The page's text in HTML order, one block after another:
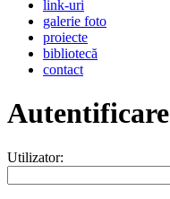
link-uri
galerie foto
proiecte
bibliotecă
contact
Autentificare
Utilizator: